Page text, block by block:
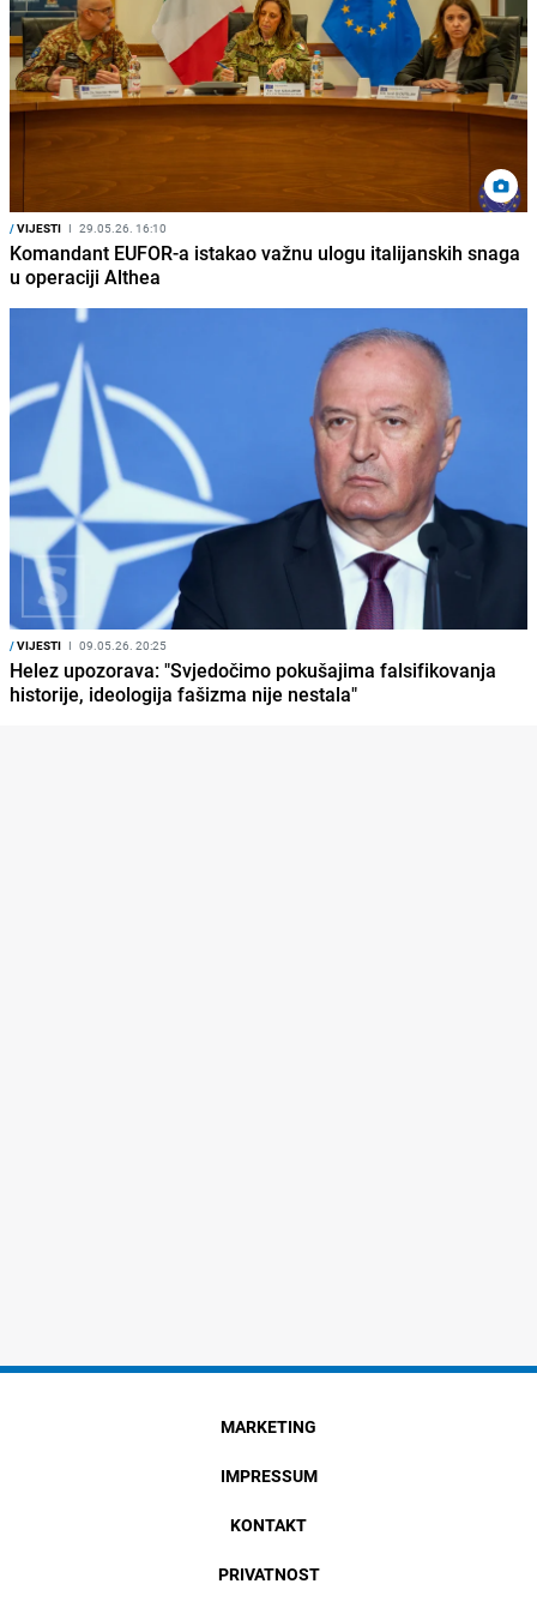
/VIJESTI I 29.05.26. 16:10
Komandant EUFOR-a istakao važnu ulogu italijanskih snaga
u operaciji Althea
/VIJESTI I 09.05.26. 20:25
Helez upozorava: "Svjedočimo pokušajima falsifikovanja
historije, ideologija fašizma nije nestala"
MARKETING
IMPRESSUM
KONTAKT
PRIVATNOST